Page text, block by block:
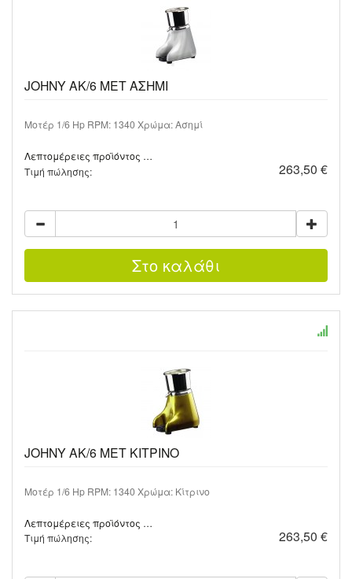
JOHNY AK/6 MET ΑΣΗΜΙ
Μοτέρ 1/6 Hp RPM: 1340 Χρώμα: Ασημί
Λεπτομέρειες προϊόντος …
Τιμή πώλησης:
263,50 €
JOHNY AK/6 MET ΚΙΤΡΙΝΟ
Μοτέρ 1/6 Hp RPM: 1340 Χρώμα: Κίτρινο
Λεπτομέρειες προϊόντος …
Τιμή πώλησης:
263,50 €